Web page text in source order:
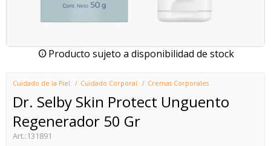
Producto sujeto a disponibilidad de stock
Cuidado de la Piel Cuidado Corporal Cremas Corporales
Dr. Selby Skin Protect Unguento
Regenerador 50 Gr
131891